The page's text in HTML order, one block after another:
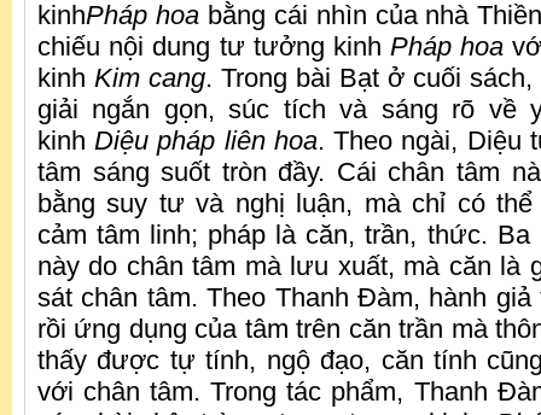
kinhPháp hoabằng cái nhìn của nhà
chiếu nội dung tư tưởng kinhPháp hoa
kinh Kim cang. Trong bài Bạt ở cuối
giải ngắn gọn, súc tích và sáng rõ về
kinhDiệu pháp liên hoa. Theo ngài, Diệu
tâm sáng suốt tròn đầy. Cái chân tâm
bằng suy tư và nghị luận, mà chỉ có
cảm tâm linh; pháp là căn, trần, thức.
này do chân tâm mà lưu xuất, mà căn là
sát chân tâm. Theo Thanh Đàm, hành
rồi ứng dụng của tâm trên căn trần mà
thấy được tự tính, ngộ đạo, căn tính
với chân tâm. Trong tác phẩm, Thanh